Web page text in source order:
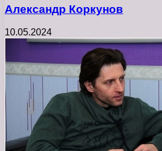
Александр Коркунов
10.05.2024